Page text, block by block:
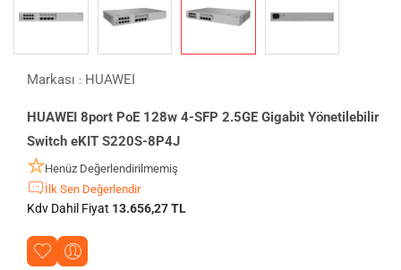
Markası : HUAWEI
HUAWEI 8port PoE 128w 4-SFP 2.5GE Gigabit Yönetilebilir
Switch eKIT S220S-8P4J
Henüz Değerlendirilmemiş
İlk Sen Değerlendir
Kdv Dahil Fiyat 13.656,27 TL